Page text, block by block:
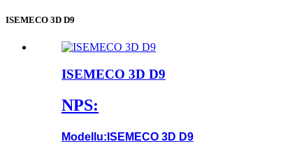
ISEMECO 3D D9
ISEMECO 3D D9
NPS:
Modellu: ISEMECO 3D D9